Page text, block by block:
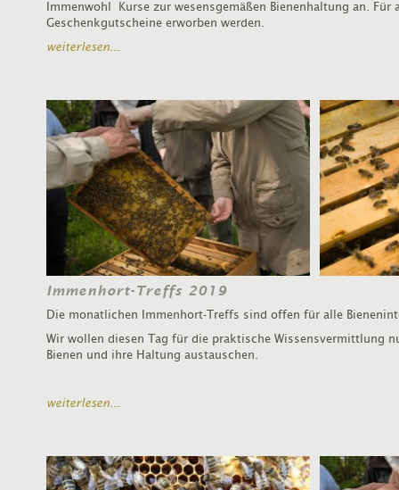
Immenwohl Kurse zur wesensgemäßen Bienenhaltung an. Für
Geschenkgutscheine erworben werden.
weiterlesen...
Immenhort-Treffs 2019
Die monatlichen Immenhort-Treffs sind offen für alle
Wir wollen diesen Tag für die praktische Wissensvermittlung
Bienen und ihre Haltung austauschen.
weiterlesen...